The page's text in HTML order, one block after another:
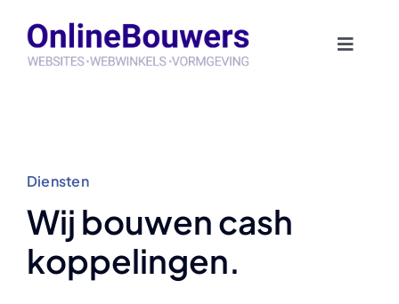
content
Toggle
Diensten
Klanten
Diensten
Wij bouwen cash
koppelingen.